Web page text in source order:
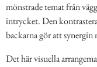
mönstrade temat från
intrycket. Den
backarna gör att
Det här visuella